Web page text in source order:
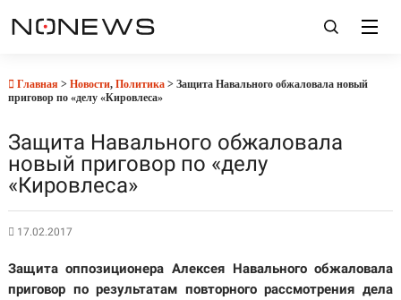
Главная > Новости, Политика> Защита Навального обжаловала новый
приговор по «делу «Кировлеса»
Защита Навального обжаловала
новый приговор по «делу
«Кировлеса»
17.02.2017
Защита оппозиционера Алексея Навального обжаловала
приговор по результатам повторного рассмотрения дела